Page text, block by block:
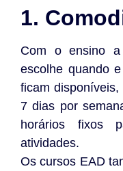
1.
Com o ensino
escolhe quando
ficam
7 dias por
horários fixos
atividades.
Os cursos EAD